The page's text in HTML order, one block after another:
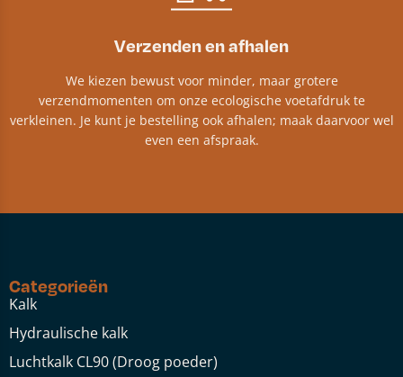
Verzenden en afhalen
We kiezen bewust voor minder, maar grotere
verzendmomenten om onze ecologische voetafdruk te
verkleinen. Je kunt je bestelling ook afhalen; maak daarvoor wel
even een afspraak.
Categorieën
Kalk
Hydraulische kalk
Luchtkalk CL90 (Droog poeder)